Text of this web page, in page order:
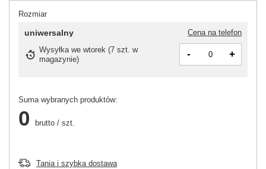
Rozmiar
uniwersalny
Cena na telefon
Wysyłka we wtorek (7 szt. w
magazynie) - +
Suma wybranych produktów:
0 brutto / szt.
Tania i szybka dostawa